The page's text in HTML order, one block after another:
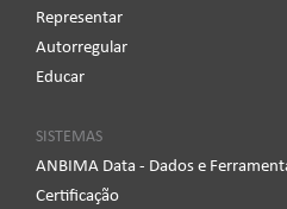
Representar
Autorregular
Educar
SISTEMAS
ANBIMA Data - Dados e
Certificação